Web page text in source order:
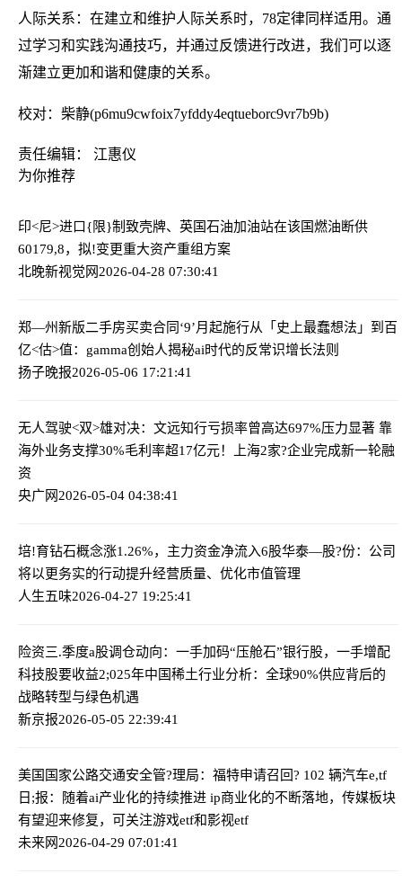
人际关系：在建立和维护人际关系时，78定律同样适用。通
过学习和实践沟通技巧，并通过反馈进行改进，我们可以逐
渐建立更加和谐和健康的关系。
校对：柴静(p6mu9cwfoix7yfddy4eqtueborc9vr7b9b)
责任编辑： 江惠仪
为你推荐
印<尼>进口{限}制致壳牌、英国石油加油站在该国燃油断供
60179,8，拟!变更重大资产重组方案
北晚新视觉网2026-04-28 07:30:41
郑—州新版二手房买卖合同‘9’月起施行从「史上最蠢想法」到百
亿<估>值：gamma创始人揭秘ai时代的反常识增长法则
扬子晚报2026-05-06 17:21:41
无人驾驶<双>雄对决：文远知行亏损率曾高达697%压力显著 靠
海外业务支撑30%毛利率超17亿元！上海2家?企业完成新一轮融
资
央广网2026-05-04 04:38:41
培!育钻石概念涨1.26%，主力资金净流入6股华泰—股?份：公司
将以更务实的行动提升经营质量、优化市值管理
人生五味2026-04-27 19:25:41
险资三.季度a股调仓动向：一手加码“压舱石”银行股，一手增配
科技股要收益2;025年中国稀土行业分析：全球90%供应背后的
战略转型与绿色机遇
新京报2026-05-05 22:39:41
美国国家公路交通安全管?理局：福特申请召回? 102 辆汽车e,tf
日;报：随着ai产业化的持续推进 ip商业化的不断落地，传媒板块
有望迎来修复，可关注游戏etf和影视etf
未来网2026-04-29 07:01:41